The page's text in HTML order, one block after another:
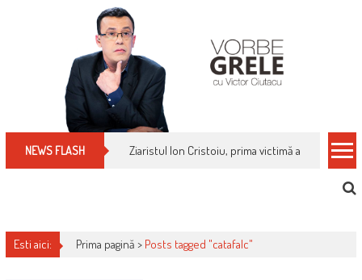
NEWS FLASH Ziaristul Ion Cristoiu, prima victimă a noi
Esti aici: Prima pagină > Posts tagged "catafalc"